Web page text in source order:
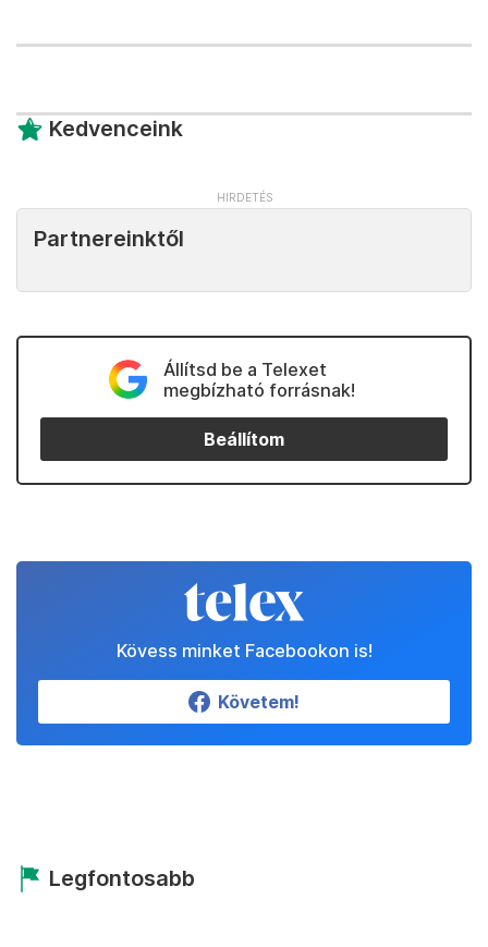
Kedvenceink
Partnereinktől
Állítsd be a Telexet
megbízható forrásnak!
Beállítom
Kövess minket Facebookon is!
Követem!
Legfontosabb